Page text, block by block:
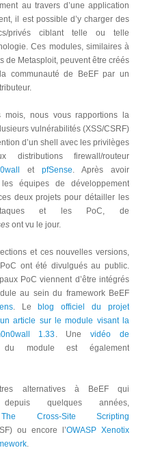
au travers d’une application
il est possible d’y charger des
privés ciblant telle ou telle
Ces modules, similaires à
de Metasploit, peuvent être créés
communauté de BeEF par un
mois, nous vous rapportions la
vulnérabilités (XSS/CSRF)
d’un shell avec les privilèges
firewall/routeur
et pfSense. Après avoir
équipes de développement
deux projets pour détailler les
et les PoC, de
ont vu le jour.
et ces nouvelles versions,
ont été divulgués au public.
PoC viennent d’être intégrés
au sein du framework BeEF
. Le blog officiel du projet
un article sur le module visant la
1.33 . Unevidéo de
module est également
alternatives à BeEF qui
depuis quelques années,
The Cross-Site Scripting
ou encore l’OWASP Xenotix
.